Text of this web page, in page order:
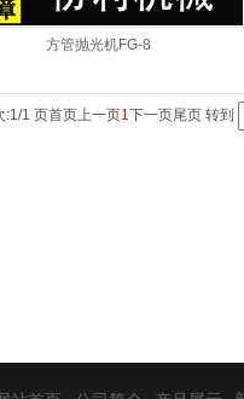
方管抛光机FG-8
:1/1 页首页上一页1下一页尾页 转到